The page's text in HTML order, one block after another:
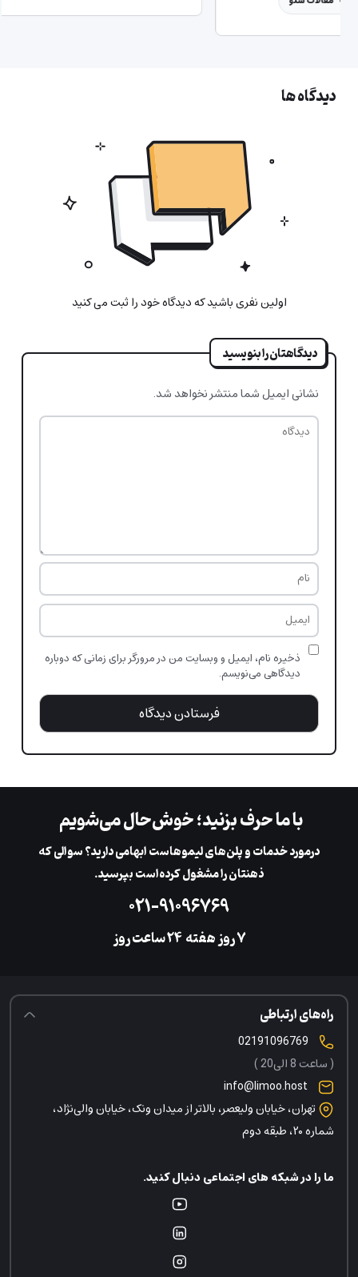
دیدگاه ها
اولین نفری باشید که دیدگاه خود را ثبت می کنید
دیدگاهتان را بنویسید
نشانی ایمیل شما منتشر نخواهد شد.
ذخیره نام، ایمیل و وبسایت من در مرورگر برای زمانی که دوباره
دیدگاهی می‌نویسم.
با ما حرف بزنید؛ خوش‌حال می‌شویم
در‌مورد خدمات و پلن‌های لیمو‌هاست ابهامی دارید؟ سوالی که
ذهنتان را مشغول کرده‌است بپرسید.
۰۲۱-۹۱۰۹۶۷۶۹
۷ روز هفته ‌۲۴ ساعت روز
راه‌های ارتباطی
( ساعت 8 الی20 )
info@limoo.host
تهران، خیابان ولیعصر، بالاتر از میدان ونک، خیابان والی‌نژاد،
شماره ۲۰، طبقه دوم
ما را در شبکه های اجتماعی دنبال کنید.